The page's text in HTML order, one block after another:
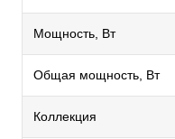
Мощность, Вт
Общая мощность, Вт
Коллекция